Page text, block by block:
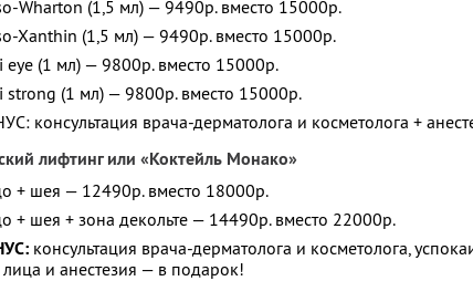
Wharton (1,5 мл) — 9490р. вместо 15000р.
Xanthin (1,5 мл) — 9490р. вместо 15000р.
eye (1 мл) — 9800р. вместо 15000р.
strong (1 мл) — 9800p. вместо 15000р.
консультация врача-дерматолога и косметолога +
лифтинг или «Коктейль Монако»
+ шея — 12490р. вместо 18000р.
+ шея + зона декольте — 14490р. вместо 22000р.
консультация врача-дерматолога и косметолога,
и анестезия — в подарок!